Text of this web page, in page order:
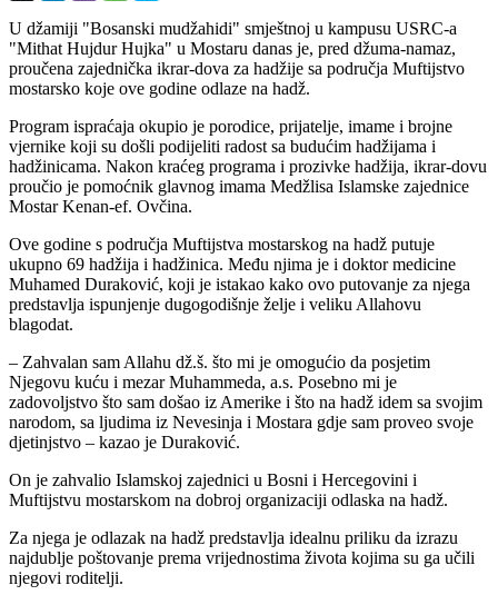
U džamiji "Bosanski mudžahidi" smještnoj u kampusu USRC-a
"Mithat Hujdur Hujka" u Mostaru danas je, pred džuma-namaz,
proučena zajednička ikrar-dova za hadžije sa područja Muftijstvo
mostarsko koje ove godine odlaze na hadž.
Program ispraćaja okupio je porodice, prijatelje, imame i brojne
vjernike koji su došli podijeliti radost sa budućim hadžijama i
hadžinicama. Nakon kraćeg programa i prozivke hadžija, ikrar-dovu
proučio je pomoćnik glavnog imama Medžlisa Islamske zajednice
Mostar Kenan-ef. Ovčina.
Ove godine s područja Muftijstva mostarskog na hadž putuje
ukupno 69 hadžija i hadžinica. Među njima je i doktor medicine
Muhamed Duraković, koji je istakao kako ovo putovanje za njega
predstavlja ispunjenje dugogodišnje želje i veliku Allahovu
blagodat.
– Zahvalan sam Allahu dž.š. što mi je omogućio da posjetim
Njegovu kuću i mezar Muhammeda, a.s. Posebno mi je
zadovoljstvo što sam došao iz Amerike i što na hadž idem sa svojim
narodom, sa ljudima iz Nevesinja i Mostara gdje sam proveo svoje
djetinjstvo – kazao je Duraković.
On je zahvalio Islamskoj zajednici u Bosni i Hercegovini i
Muftijstvu mostarskom na dobroj organizaciji odlaska na hadž.
Za njega je odlazak na hadž predstavlja idealnu priliku da izrazu
najdublje poštovanje prema vrijednostima života kojima su ga učili
njegovi roditelji.